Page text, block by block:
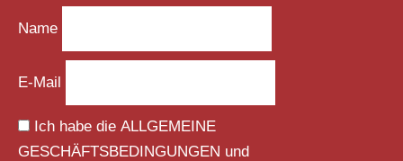
Name
E-Mail
Ich habe dieALLGEMEINE
GESCHÄFTSBEDINGUNGEN und